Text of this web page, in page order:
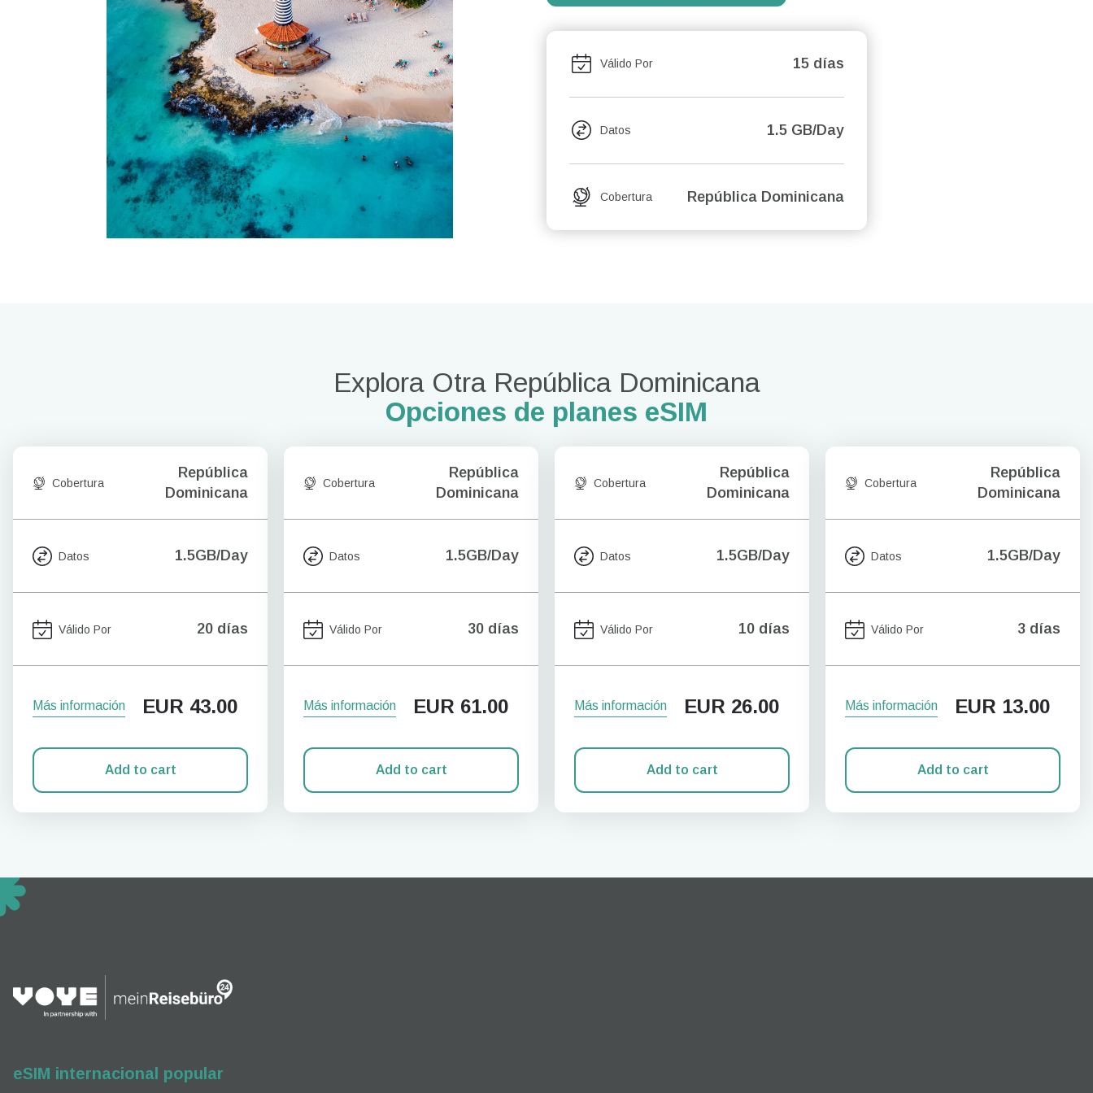
Válido Por 15 días
Datos 1.5 GB/Day
Cobertura República Dominicana
Explora Otra República Dominicana
Opciones de planes eSIM
Cobertura
República
Dominicana
Datos 1.5GB/Day
Válido Por 20 días
Más información EUR 43.00
Add to cart
Cobertura
República
Dominicana
Datos 1.5GB/Day
Válido Por 30 días
Más información EUR 61.00
Add to cart
Cobertura
República
Dominicana
Datos 1.5GB/Day
Válido Por 10 días
Más información EUR 26.00
Add to cart
Cobertura
República
Dominicana
Datos 1.5GB/Day
Válido Por 3 días
Más información EUR 13.00
Add to cart
eSIM internacional popular